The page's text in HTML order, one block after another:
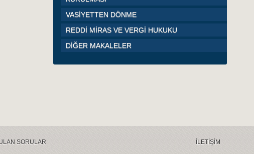
VASİYETTEN DÖNME
REDDİ MİRAS VE VERGİ HUKUKU
DİĞER MAKALELER
SORULAR İLETİŞİM